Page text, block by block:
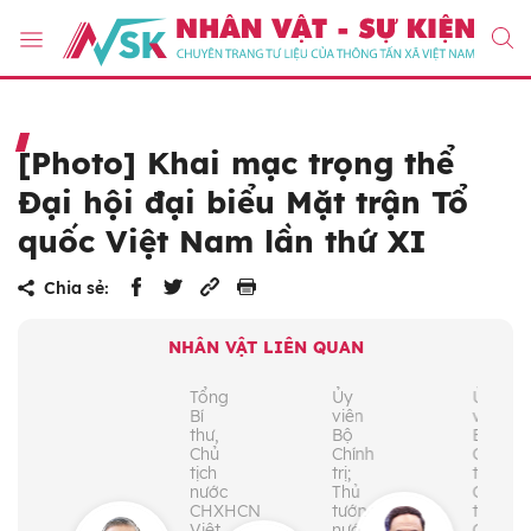
[Photo] Khai mạc trọng thể
Đại hội đại biểu Mặt trận Tổ
quốc Việt Nam lần thứ XI
Chia sẻ:
NHÂN VẬT LIÊN QUAN
Tổng
Bí
thư,
Chủ
tịch
nước
CHXHCN
Ủy
viên
Bộ
Chính
trị;
Thủ
tướng
Ủy
viên
Bộ
Chính
trị;
Chủ
tịch